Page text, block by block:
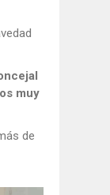
muy
de